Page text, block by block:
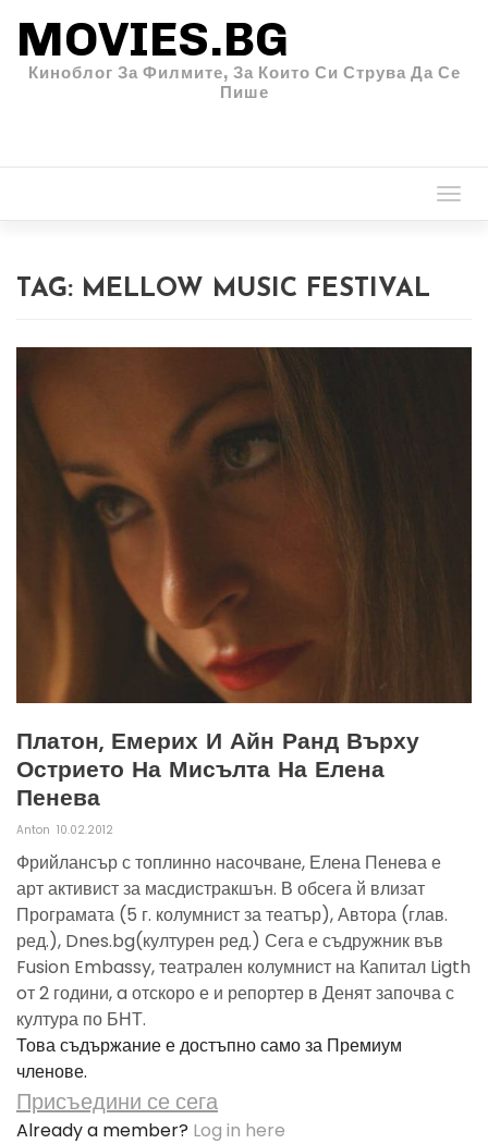
MOVIES.BG
Киноблог За Филмите, За Които Си Струва Да Се
Пише
TAG: MELLOW MUSIC FESTIVAL
Платон, Емерих И Айн Ранд Върху
Острието На Мисълта На Елена
Пенева
Anton 10.02.2012
Фрийлансър с топлинно насочване, Елена Пенева е
арт активист за масдистракшън. В обсега й влизат
Програмата (5 г. колумнист за театър), Автора (глав.
ред.), Dnes.bg(културен ред.) Сега е съдружник във
Fusion Embassy, театрален колумнист на Капитал Ligth
oт 2 години, a отскоро е и репортер в Денят започва с
култура по БНТ.
Това съдържание е достъпно само за Премиум
членове.
Присъедини се сега
Already a member? Log in here